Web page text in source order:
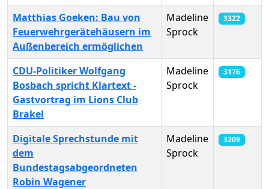
Matthias Goeken: Bau von
Feuerwehrgerätehäusern im
Außenbereich ermöglichen
Madeline
Sprock
3322
CDU-Politiker Wolfgang
Bosbach spricht Klartext -
Gastvortrag im Lions Club
Brakel
Madeline
Sprock
3176
Digitale Sprechstunde mit
dem
Bundestagsabgeordneten
Robin Wagener
Madeline
Sprock
3209